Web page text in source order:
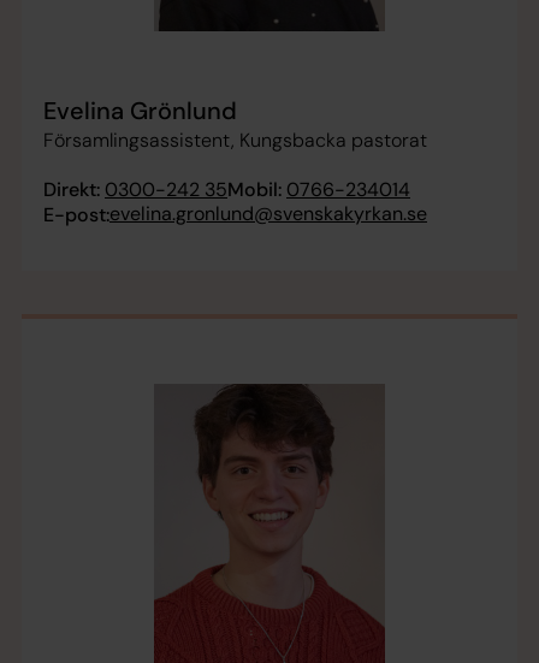
Evelina Grönlund
Församlingsassistent, Kungsbacka pastorat
Direkt: 0300-242 35Mobil: 0766-234014
E-post:evelina.gronlund@svenskakyrkan.se